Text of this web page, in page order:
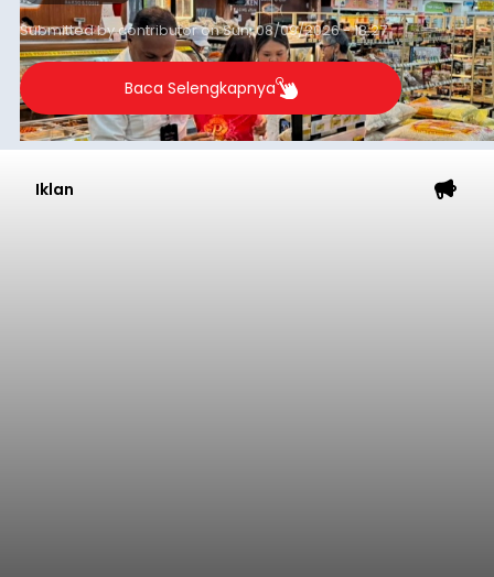
Submitted bycontributoronSun, 08/09/2026 - 18:27
Baca Selengkapnya
Iklan